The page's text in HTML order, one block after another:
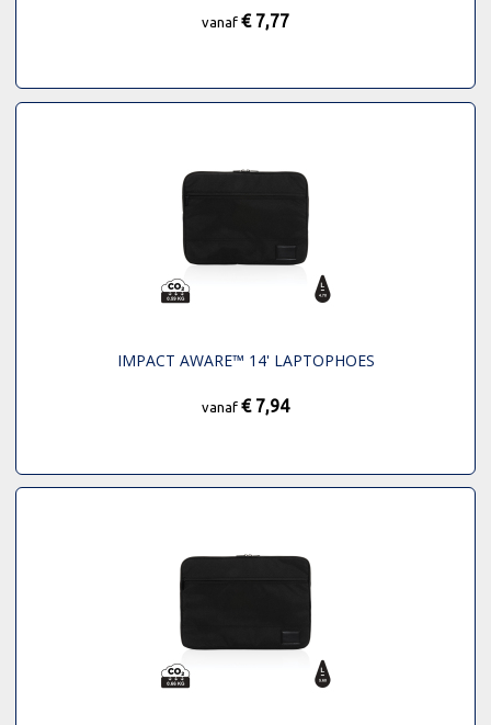
vanaf € 7,77
IMPACT AWARE™ 14' LAPTOPHOES
vanaf € 7,94